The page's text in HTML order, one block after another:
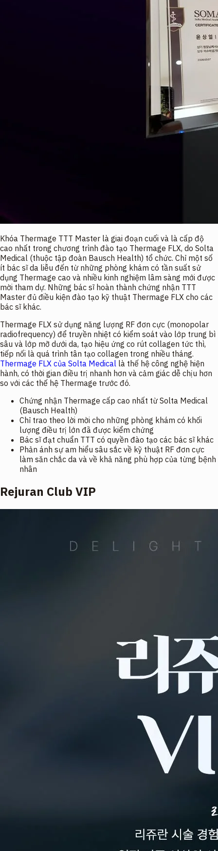
Khóa Thermage TTT Master là giai đoạn cuối và là cấp độ
cao nhất trong chương trình đào tạo Thermage FLX, do Solta
Medical (thuộc tập đoàn Bausch Health) tổ chức. Chỉ một số
ít bác sĩ da liễu đến từ những phòng khám có tần suất sử
dụng Thermage cao và nhiều kinh nghiệm lâm sàng mới được
mời tham dự. Những bác sĩ hoàn thành chứng nhận TTT
Master đủ điều kiện đào tạo kỹ thuật Thermage FLX cho các
bác sĩ khác.
Thermage FLX sử dụng năng lượng RF đơn cực (monopolar
radiofrequency) để truyền nhiệt có kiểm soát vào lớp trung bì
sâu và lớp mỡ dưới da, tạo hiệu ứng co rút collagen tức thì,
tiếp nối là quá trình tân tạo collagen trong nhiều tháng.
Thermage FLX của Solta Medical là thế hệ công nghệ hiện
hành, có thời gian điều trị nhanh hơn và cảm giác dễ chịu hơn
so với các thế hệ Thermage trước đó.
Chứng nhận Thermage cấp cao nhất từ Solta Medical
(Bausch Health)
Chỉ trao theo lời mời cho những phòng khám có khối
lượng điều trị lớn đã được kiểm chứng
Bác sĩ đạt chuẩn TTT có quyền đào tạo các bác sĩ khác
Phản ánh sự am hiểu sâu sắc về kỹ thuật RF đơn cực
làm săn chắc da và về khả năng phù hợp của từng bệnh
nhân
Rejuran Club VIP